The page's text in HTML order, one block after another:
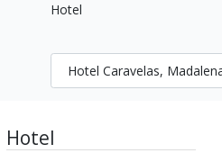
Hotel
Hotel